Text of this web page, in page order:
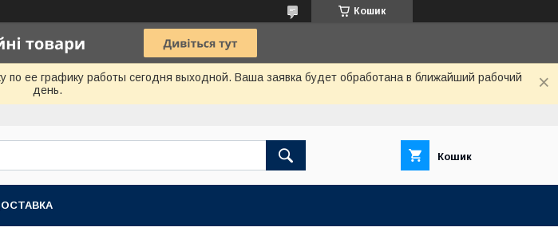
Кошик
по ее графику работы сегодня выходной. Ваша заявка будет обработана в ближайший рабочий
день.
Кошик